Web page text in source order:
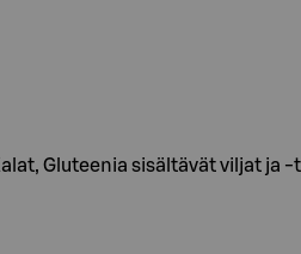
Gluteenia sisältävät viljat ja -